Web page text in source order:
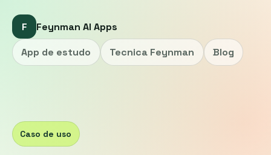
F Feynman AI Apps
App de estudo Tecnica Feynman Blog
Caso de uso